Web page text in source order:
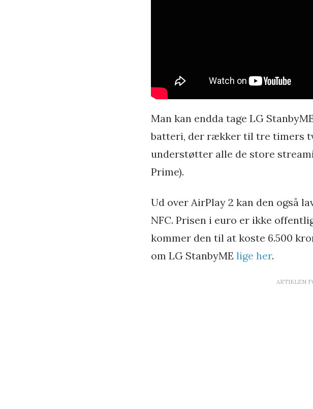
Man kan endda tage LG
batteri, der rækker til tre timers
understøtter alle de store
Prime).
Ud over AirPlay 2 kan den også
NFC. Prisen i euro er ikke
kommer den til at koste 6.500
om LG StanbyME lige her.
ARTIKLEN